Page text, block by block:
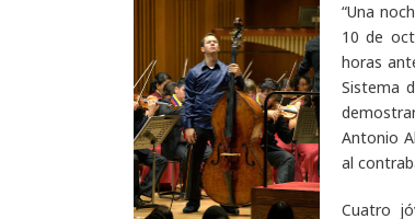
“Una
10 de
horas
Sistema
Antonio
al
Cuatro